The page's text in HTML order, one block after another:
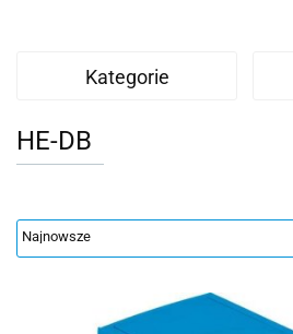
Kategorie
HE-DB